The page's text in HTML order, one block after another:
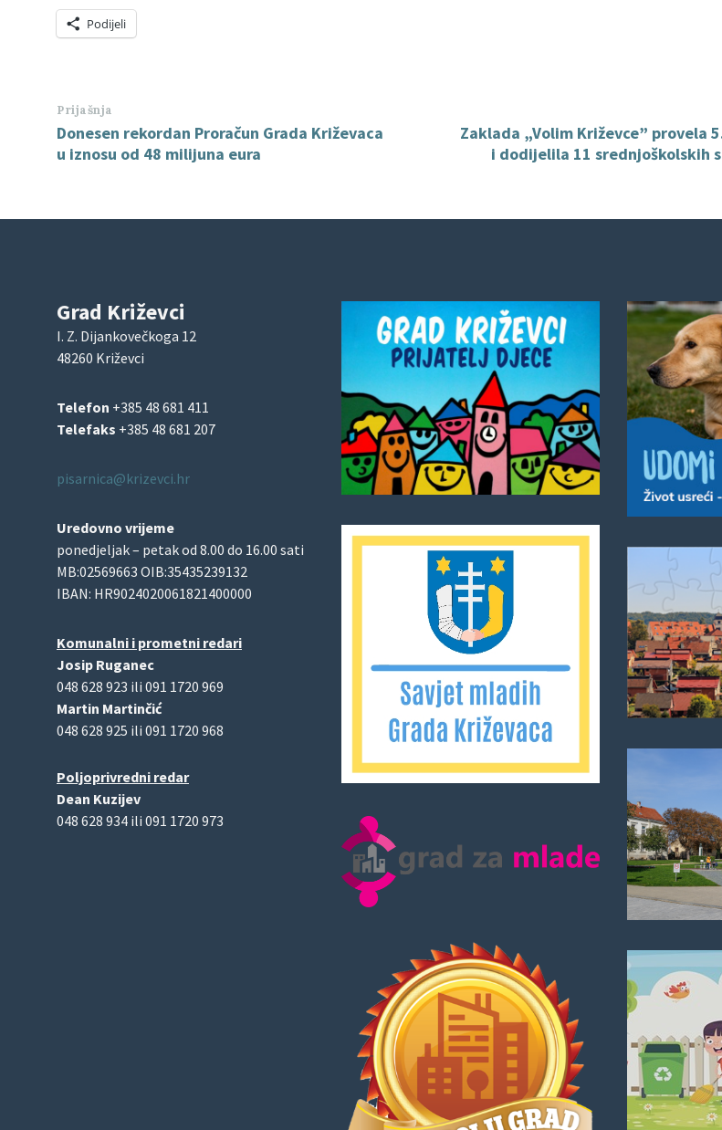
Podijeli
Prijašnja
Donesen rekordan Proračun Grada Križevaca
u iznosu od 48 milijuna eura
Zaklada „Volim Križevce” provela
i dodijelila 11 srednjoškolskih
Grad Križevci
I. Z. Dijankovečkoga 12
48260 Križevci
Telefon +385 48 681 411
Telefaks +385 48 681 207
pisarnica@krizevci.hr
Uredovno vrijeme
ponedjeljak – petak od 8.00 do 16.00 sati
MB:02569663 OIB:35435239132
IBAN: HR9024020061821400000
Komunalni i prometni redari
Josip Ruganec
048 628 923 ili 091 1720 969
Martin Martinčić
048 628 925 ili 091 1720 968
Poljoprivredni redar
Dean Kuzijev
048 628 934 ili 091 1720 973